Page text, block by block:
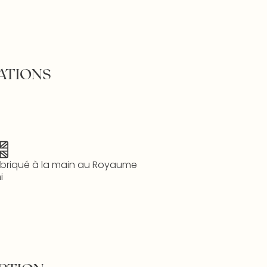
à la main au Royaume